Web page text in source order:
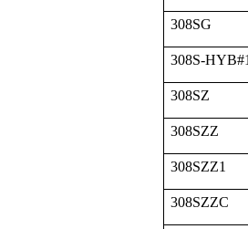
308SG
308S-
308SZ
308SZZ
308SZZ1
308SZZC